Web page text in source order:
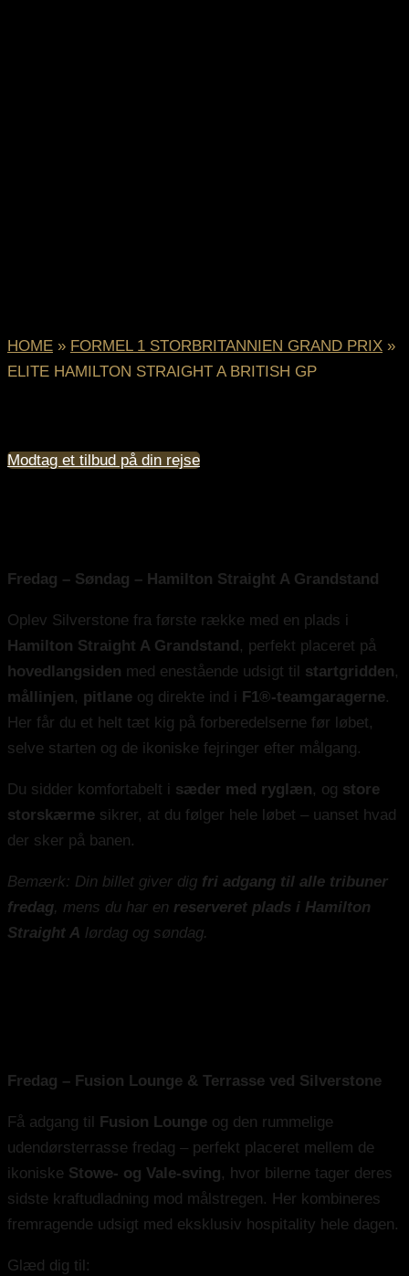
HOME » FORMEL 1 STORBRITANNIEN GRAND PRIX »
ELITE HAMILTON STRAIGHT A BRITISH GP
Modtag et tilbud på din rejse
Fredag – Søndag – Hamilton Straight A Grandstand
Oplev Silverstone fra første række med en plads i
Hamilton Straight A Grandstand , perfekt placeret på
hovedlangsiden med enestående udsigt til startgridden,
mållinjen, pitlane og direkte ind i F1®-teamgaragerne.
Her får du et helt tæt kig på forberedelserne før løbet,
selve starten og de ikoniske fejringer efter målgang.
Du sidder komfortabelt i sæder med ryglæn, og store
storskærme sikrer, at du følger hele løbet – uanset hvad
der sker på banen.
Bemærk: Din billet giver dig fri adgang til alle tribuner
fredag, mens du har en reserveret plads i Hamilton
Straight A lørdag og søndag.
Fredag – Fusion Lounge & Terrasse ved Silverstone
Få adgang til Fusion Lounge og den rummelige
udendørsterrasse fredag – perfekt placeret mellem de
ikoniske Stowe- og Vale-sving, hvor bilerne tager deres
sidste kraftudladning mod målstregen. Her kombineres
fremragende udsigt med eksklusiv hospitality hele dagen.
Glæd dig til: